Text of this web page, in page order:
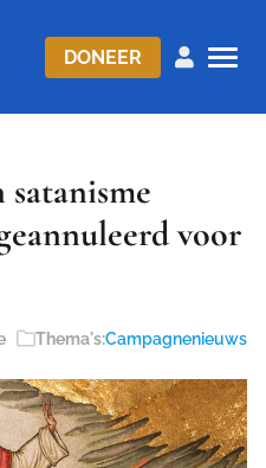
DONEER
voor
Thema's:Campagnenieuws